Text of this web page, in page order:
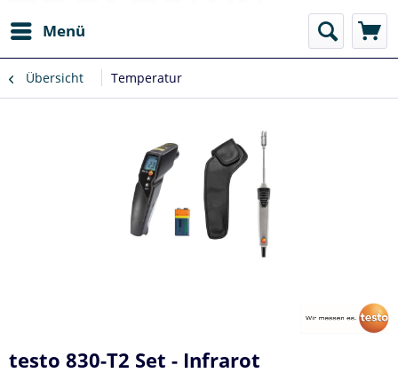
Menü
Übersicht Temperatur
testo 830-T2 Set - Infrarot